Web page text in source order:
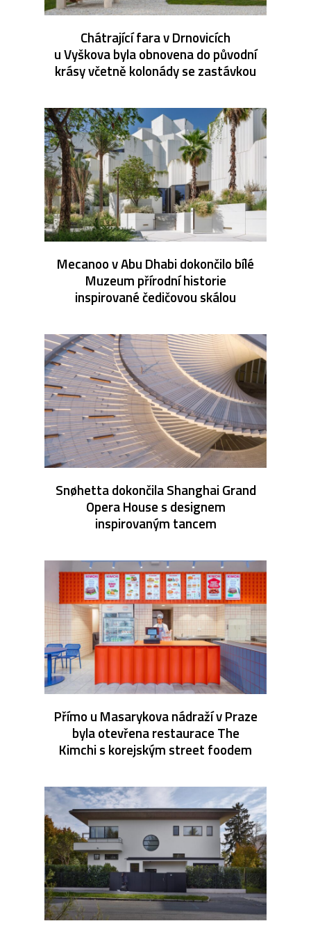
Chátrající fara v Drnovicích
u Vyškova byla obnovena do původní
krásy včetně kolonády se zastávkou
Mecanoo v Abu Dhabi dokončilo bílé
Muzeum přírodní historie
inspirované čedičovou skálou
Snøhetta dokončila Shanghai Grand
Opera House s designem
inspirovaným tancem
Přímo u Masarykova nádraží v Praze
byla otevřena restaurace The
Kimchi s korejským street foodem